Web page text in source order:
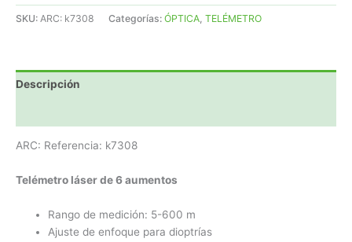
MINI
-600
SKU: ARC: k7308 Categorías: ÓPTICA TELÉMETRO
Descripción
ARC: Referencia: k7308
Telémetro láser de 6 aumentos
Rango de medición: 5-600 m
Ajuste de enfoque para dioptrías